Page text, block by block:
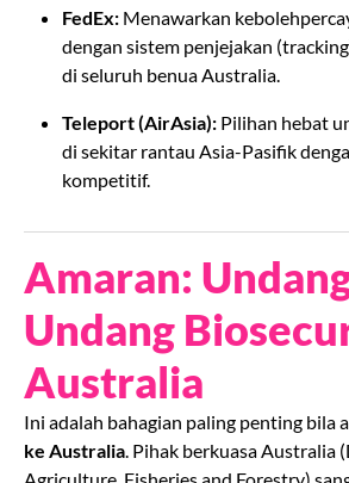
FedEx: Menawarkan
dengan sistem penjejakan
di seluruh benua Australia.
Teleport (AirAsia): Pilihan hebat
di sekitar rantau Asia-Pasifik
kompetitif.
Amaran:
Undang
Australia
Ini adalah bahagian paling penting bila
ke Australia. Pihak berkuasa Australia